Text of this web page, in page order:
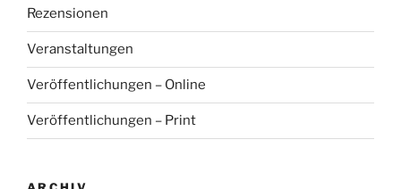
Rezensionen
Veranstaltungen
Veröffentlichungen – Online
Veröffentlichungen – Print